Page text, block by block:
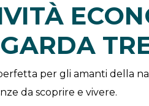
per gli amanti della
da scoprire e vivere.